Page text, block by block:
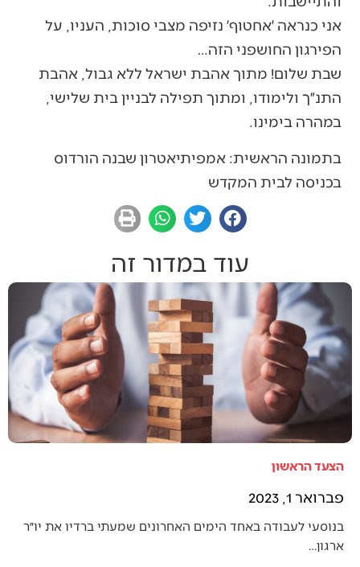
אני כנראה ׳אחטוף׳ נזיפה מצבי סוכות, העניו, על
הפירגון החושפני הזה…
שבת שלום! מתוך אהבת ישראל ללא גבול, אהבת
התנ״ך ולימודו, ומתוך תפילה לבניין בית שלישי,
במהרה בימינו.
בתמונה הראשית: אמפיתיאטרון שבנה הורדוס
בכניסה לבית המקדש
עוד במדור זה
הצעד הראשון
פברואר 1, 2023
בנוסעי לעבודה באחד הימים האחרונים שמעתי ברדיו את יו״ר
ארגון…